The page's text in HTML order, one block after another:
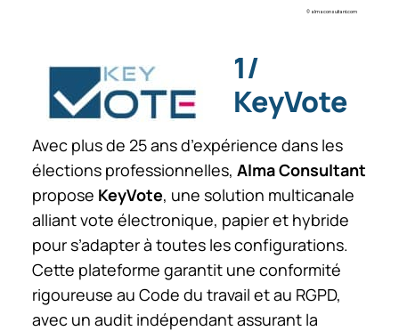
1/
KeyVote
Avec plus de 25 ans d’expérience dans les
élections professionnelles, Alma Consultant
propose KeyVote, une solution multicanale
alliant vote électronique, papier et hybride
pour s’adapter à toutes les configurations.
Cette plateforme garantit une conformité
rigoureuse au Code du travail et au RGPD,
avec un audit indépendant assurant la